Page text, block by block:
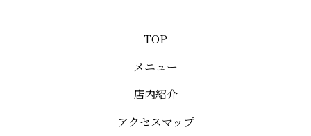
TOP
メニュー
店内紹介
アクセスマップ